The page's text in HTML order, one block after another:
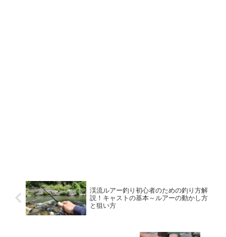
渓流ルアー釣り初心者のための釣り方解
説！キャストの基本～ルアーの動かし方
と狙い方